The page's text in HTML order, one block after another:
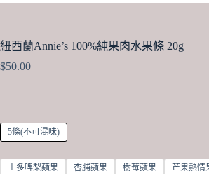
紐西蘭Annie’s 100%純果肉水果條 20g
$50.00
5條(不可混味)
士多啤梨蘋果 杏脯蘋果 樹莓蘋果 芒果熱情